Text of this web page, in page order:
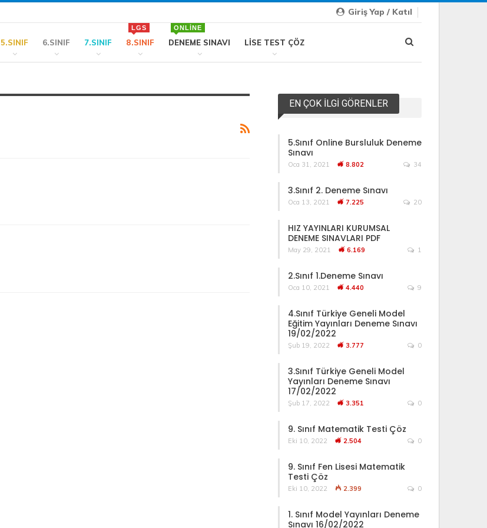
Giriş Yap / Katıl
5.SINIF 6.SINIF 7.SINIF 8.SINIF
LGS
DENEME SINAVI
ONLINE
LISE TEST ÇÖZ
EN ÇOK İLGI GÖRENLER
5.Sınıf Online Bursluluk Deneme
Sınavı
Oca 31, 2021 8.802 34
3.Sınıf 2. Deneme Sınavı
Oca 13, 2021 7.225 20
HIZ YAYINLARI KURUMSAL
DENEME SINAVLARI PDF
May 29, 2021 6.169 1
2.Sınıf 1.Deneme Sınavı
Oca 10, 2021 4.440 9
4.Sınıf Türkiye Geneli Model
Eğitim Yayınları Deneme Sınavı
19/02/2022
Şub 19, 2022 3.777 0
3.Sınıf Türkiye Geneli Model
Yayınları Deneme Sınavı
17/02/2022
Şub 17, 2022 3.351 0
9. Sınıf Matematik Testi Çöz
Eki 10, 2022 2.504 0
9. Sınıf Fen Lisesi Matematik
Testi Çöz
Eki 10, 2022 2.399 0
1. Sınıf Model Yayınları Deneme
Sınavı 16/02/2022